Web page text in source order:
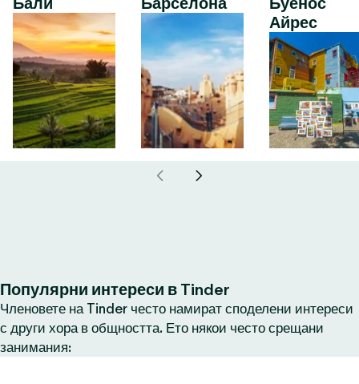
Айрес
Популярни интереси в Tinder
Членовете на Tinder често намират споделени интереси
с други хора в общността. Ето някои често срещани
занимания: